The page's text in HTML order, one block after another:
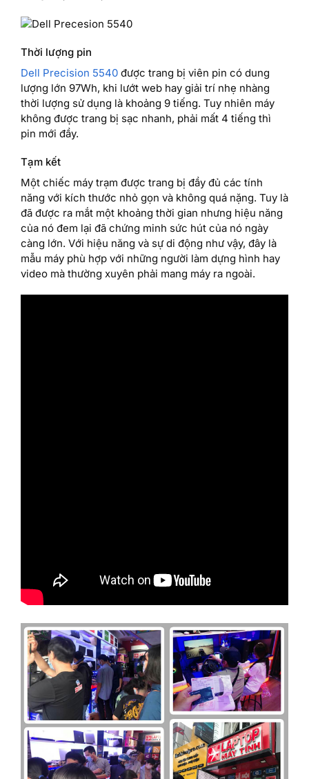
Thời lượng pin
Dell Precision 5540 được trang bị viên pin có dung
lượng lớn 97Wh, khi lướt web hay giải trí nhẹ nhàng
thời lượng sử dụng là khoảng 9 tiếng. Tuy nhiên máy
không được trang bị sạc nhanh, phải mất 4 tiếng thì
pin mới đầy.
Tạm kết
Một chiếc máy trạm được trang bị đầy đủ các tính
năng với kích thước nhỏ gọn và không quá nặng. Tuy là
đã được ra mắt một khoảng thời gian nhưng hiệu năng
của nó đem lại đã chứng minh sức hút của nó ngày
càng lớn. Với hiệu năng và sự di động như vậy, đây là
mẫu máy phù hợp với những người làm dựng hình hay
video mà thường xuyên phải mang máy ra ngoài.